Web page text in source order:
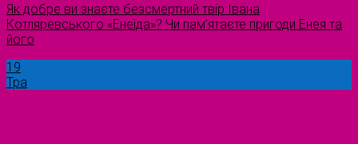
Як добре ви знаєте безсмертний твір Івана
Котляревського «Енеїда»? Чи пам’ятаєте пригоди Енея та
його
19
Тра